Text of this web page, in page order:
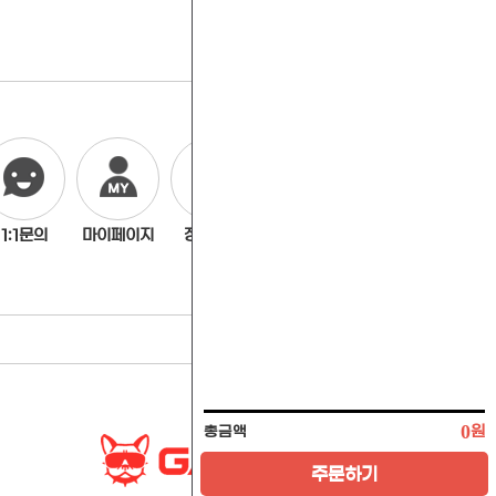
총금액 원
0
주문하기
1:1문의 마이페이지 장바구니